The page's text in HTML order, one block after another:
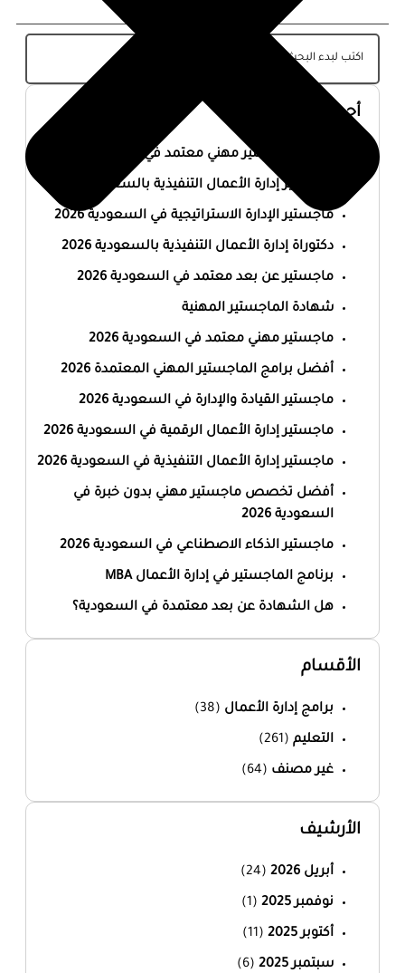
أحدث المقالات
أفضل ماجستير مهني معتمد في السعودية 2026
ماجستير إدارة الأعمال التنفيذية بالسعودية 2026
ماجستير الإدارة الاستراتيجية في السعودية 2026
دكتوراة إدارة الأعمال التنفيذية بالسعودية 2026
ماجستير عن بعد معتمد في السعودية 2026
شهادة الماجستير المهنية
ماجستير مهني معتمد في السعودية 2026
أفضل برامج الماجستير المهني المعتمدة 2026
ماجستير القيادة والإدارة في السعودية 2026
ماجستير إدارة الأعمال الرقمية في السعودية 2026
ماجستير إدارة الأعمال التنفيذية في السعودية 2026
أفضل تخصص ماجستير مهني بدون خبرة في
السعودية 2026
ماجستير الذكاء الاصطناعي في السعودية 2026
برنامج الماجستير في إدارة الأعمال MBA
هل الشهادة عن بعد معتمدة في السعودية؟
الأقسام
برامج إدارة الأعمال (38)
التعليم (261)
غير مصنف (64)
الأرشيف
أبريل 2026 (24)
نوفمبر 2025 (1)
أكتوبر 2025 (11)
سبتمبر 2025 (6)